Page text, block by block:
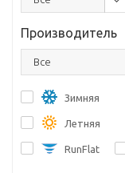
Производитель
Все
Зимняя
Летняя
RunFlat